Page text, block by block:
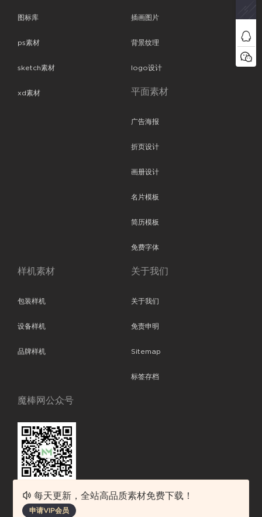
图标库
ps素材
sketch素材
xd素材
插画图片
背景纹理
logo设计
平面素材
广告海报
折页设计
画册设计
名片模板
简历模板
免费字体
样机素材
包装样机
设备样机
品牌样机
关于我们
关于我们
免责申明
Sitemap
标签存档
魔棒网公众号
魔棒网提供优质设计模板下载，分享优秀的设计。素材包含了APP设计、
每天更新，全站高品质素材免费下载！
申请VIP会员